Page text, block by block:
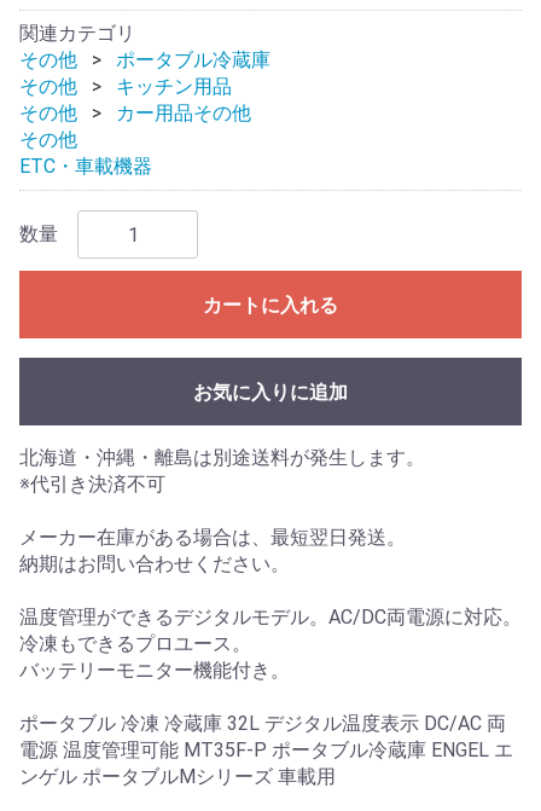
関連カテゴリ
その他
ポータブル冷蔵庫
その他
キッチン用品
その他
カー用品その他
その他
ETC・車載機器
数量
カートに入れる
お気に入りに追加
北海道・沖縄・離島は別途送料が発生します。
※代引き決済不可
メーカー在庫がある場合は、最短翌日発送。
納期はお問い合わせください。
温度管理ができるデジタルモデル。AC/DC両電源に対応。
冷凍もできるプロユース。
バッテリーモニター機能付き。
ポータブル 冷凍 冷蔵庫 32L デジタル温度表示 DC/AC 両
電源 温度管理可能 MT35F-P ポータブル冷蔵庫 ENGEL エ
ンゲル ポータブルMシリーズ 車載用